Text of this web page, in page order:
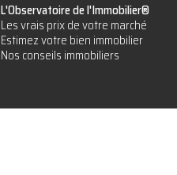
L'Observatoire de l'Immobilier®
Les vrais prix de votre marché
Estimez votre bien immobilier
Nos conseils immobiliers